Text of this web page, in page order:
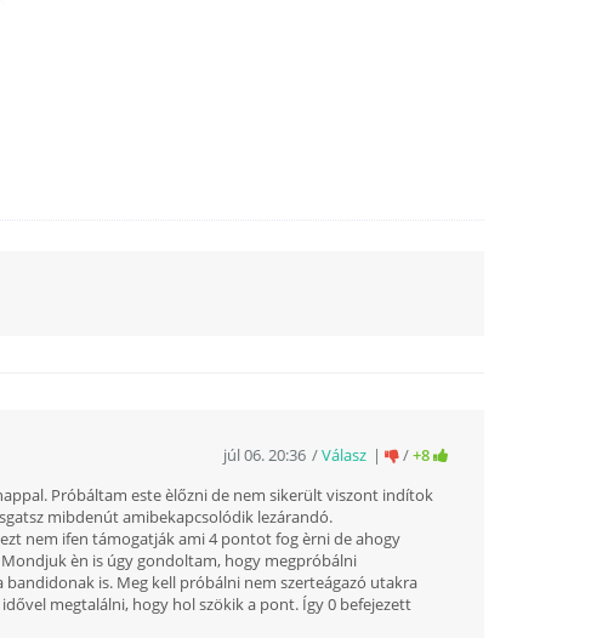
júl 06. 20:36 Válasz /+8
Próbáltam este èlőzni de nem sikerült viszont indítok
mibdenút amibekapcsolódik lezárandó.
nem ifen támogatják ami 4 pontot fog èrni de ahogy
èn is úgy gondoltam, hogy megpróbálni
is. Meg kell próbálni nem szerteágazó utakra
megtalálni, hogy hol szökik a pont. Így 0 befejezett